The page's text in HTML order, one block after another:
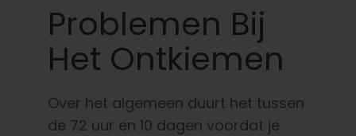
Problemen Bij
Het Ontkiemen
Over het algemeen duurt het tussen
de 72 uur en 10 dagen voordat je